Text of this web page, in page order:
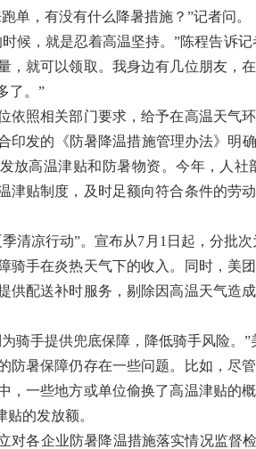
，有没有什么降暑措施？”记者问。
，就是忍着高温坚持。”陈程告诉记
，就可以领取。我身边有几位朋友，
了。”
照相关部门要求，给予在高温天气环
印发的《防暑降温措施管理办法》
放高温津贴和防暑物资。今年，人
津贴制度，及时足额向符合条件的劳
凉行动”。宣布从7月1日起，分批次
骑手在炎热天气下的收入。同时，美
供配送补时服务，剔除因高温天气造
手提供兜底保障，降低骑手风险。”
暑保障仍存在一些问题。比如，尽
，一些地方或单位偷换了高温津贴的
的发放额。
各企业防暑降温措施落实情况监督